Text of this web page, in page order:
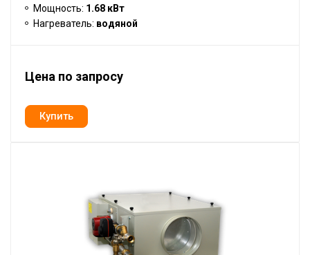
Мощность: 1.68 кВт
Нагреватель: водяной
Цена по запросу